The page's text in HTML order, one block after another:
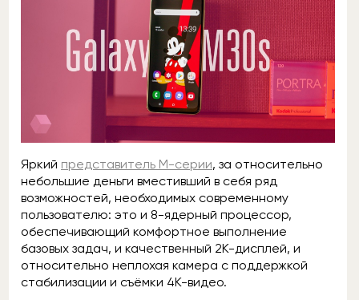
Яркий представитель М-серии, за относительно
небольшие деньги вместивший в себя ряд
возможностей, необходимых современному
пользователю: это и 8-ядерный процессор,
обеспечивающий комфортное выполнение
базовых задач, и качественный 2К-дисплей, и
относительно неплохая камера с поддержкой
стабилизации и съёмки 4К-видео.